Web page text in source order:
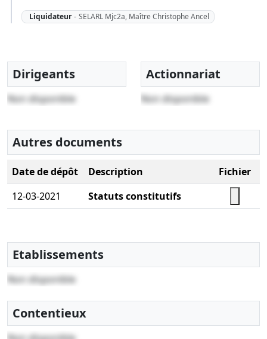
Liquidateur - SELARL Mjc2a, Maître Christophe Ancel
Dirigeants
Non disponible
Actionnariat
Non disponible
Autres documents
Date de dépôt Description
Fichier
12-03-2021
Statuts constitutifs
Etablissements
Non disponible
Contentieux